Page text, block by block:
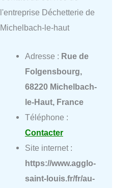
l'entreprise Déchetterie de
Michelbach-le-haut
Adresse : Rue de
Folgensbourg,
68220 Michelbach-
le-Haut, France
Téléphone :
Contacter
Site internet :
https://www.agglo-
saint-louis.fr/fr/au-